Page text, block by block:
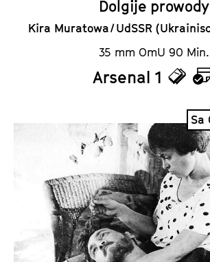
Dolgije prowody
Kira Muratowa / UdSSR
35 mm OmU 90 Min.
Arsenal 1
T
c
k
e
t
s
K
a
l
e
n
d
e
r
Sa